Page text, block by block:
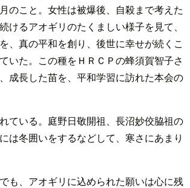
のこと。女性は被爆後、自殺まで考えた
るアオギリのたくましい様子を見て、
、真の平和を創り、後世に幸せが続くこ
いた。この種をＨＲＣＰの蜂須賀智子さ
成長した苗を、平和学習に訪れた本会の
ている。庭野日敬開祖、長沼妙佼脇祖の
は冬囲いをするなどして、寒さにあまり
も、アオギリに込められた願いは心に残